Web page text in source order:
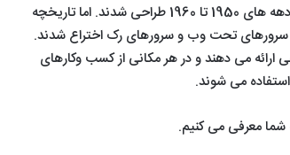
اولین سرورهای تولید شده مین فریم هایی بودند که در دهه های 1950 تا 1960 طراحی شدند. اما تاریخچه
یعنی زمانی که سرورهای تحت وب و سرورهای رک اختراع شدند.
ارائه می دهند و در هر مکانی از کسب وکارهای
می شوند.
شما معرفی می کنیم.